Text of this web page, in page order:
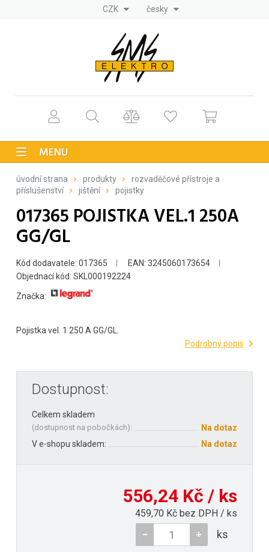
CZK česky
MENU
úvodní strana produkty
rozvaděčové přístroje a
příslušenství
jištění pojistky
017365 POJISTKA VEL.1 250A
GG/GL
Kód dodavatele: 017365
EAN: 3245060173654
Objednací kód: SKL000192224
Značka:
Pojistka vel. 1 250 A GG/GL.
Podrobný popis
Dostupnost:
Celkem skladem
(dostupnost na pobočkách):
Na dotaz
V e-shopu skladem:
Na dotaz
556,24 Kč / ks
459,70 Kč bez DPH / ks
ks